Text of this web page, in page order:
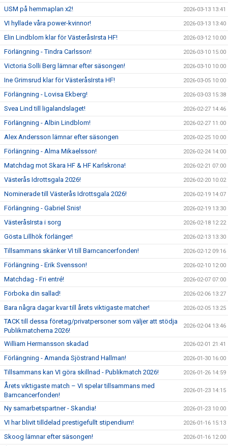
USM på hemmaplan x2! 2026-03-13 13:41
VI hyllade våra power-kvinnor! 2026-03-13 13:40
Elin Lindblom klar för VästeråsIrsta HF! 2026-03-12 10:00
Förlängning - Tindra Carlsson! 2026-03-10 15:00
Victoria Solli Berg lämnar efter säsongen! 2026-03-10 10:00
Ine Grimsrud klar för VästeråsIrsta HF! 2026-03-05 10:00
Förlängning - Lovisa Ekberg! 2026-03-03 15:38
Svea Lind till ligalandslaget! 2026-02-27 14:46
Förlängning - Albin Lindblom! 2026-02-27 11:00
Alex Andersson lämnar efter säsongen 2026-02-25 10:00
Förlängning - Alma Mikaelsson! 2026-02-24 14:00
Matchdag mot Skara HF & HF Karlskrona! 2026-02-21 07:00
Västerås Idrottsgala 2026! 2026-02-20 10:02
Nominerade till Västerås Idrottsgala 2026! 2026-02-19 14:07
Förlängning - Gabriel Snis! 2026-02-19 13:30
VästeråsIrsta i sorg 2026-02-18 12:22
Gösta Lillhök förlänger! 2026-02-13 13:30
Tillsammans skänker VI till Barncancerfonden! 2026-02-12 09:16
Förlängning - Erik Svensson! 2026-02-10 12:00
Matchdag - Fri entré! 2026-02-07 07:00
Förboka din sallad! 2026-02-06 13:27
Bara några dagar kvar till årets viktigaste matcher! 2026-02-05 13:25
TACK till dessa företag/privatpersoner som väljer att stödja
Publikmatcherna 2026!
2026-02-04 13:46
William Hermansson skadad 2026-02-01 21:41
Förlängning - Amanda Sjöstrand Hallman! 2026-01-30 16:00
Tillsammans kan VI göra skillnad - Publikmatch 2026! 2026-01-26 14:59
Årets viktigaste match – VI spelar tillsammans med
Barncancerfonden!
2026-01-23 14:15
Ny samarbetspartner - Skandia! 2026-01-23 10:00
VI har blivit tilldelad prestigefullt stipendium! 2026-01-16 15:13
Skoog lämnar efter säsongen! 2026-01-16 12:00